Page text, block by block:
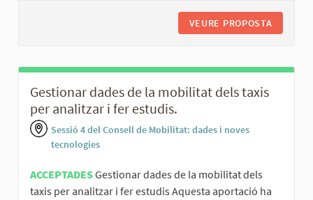
VEURE PROPOSTA
Gestionar dades de la mobilitat dels taxis
per analitzar i fer estudis.
Sessió 4 del Consell de Mobilitat: dades i noves
tecnologies
ACCEPTADESGestionar dades de la mobilitat dels
taxis per analitzar i fer estudis Aquesta aportació ha